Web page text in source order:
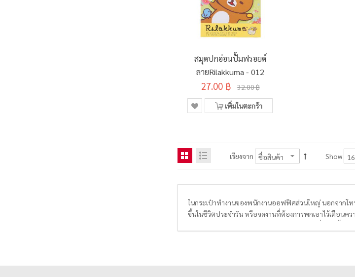
สมุดปกอ่อนปั้มฟรอยด์
ลายRilakkuma - 012
27.00 ฿ 32.00 ฿
เพิ่มในตะกร้า
เรียงจาก Show
ในกระเป๋าทำงานของพนักงานออฟฟิศส่วนใหญ่ นอกจากโ
ขึ้นในชีวิตประจำวัน หรือจดงานที่ต้องการพกเอาไว้เตือนคว
ที่ใช้ได้ทั้งกา
บันทึกเป็นรายวัน รายเดือน เหมาะมากสำหรับคนรักการจด